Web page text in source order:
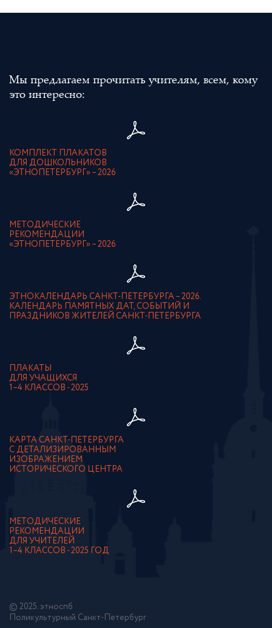
Мы предлагаем прочитать учителям, всем, кому
это интересно:
КОМПЛЕКТ ПЛАКАТОВ
ДЛЯ ДОШКОЛЬНИКОВ
«ЭТНОПЕТЕРБУРГ» – 2026
МЕТОДИЧЕСКИЕ
РЕКОМЕНДАЦИИ
«ЭТНОПЕТЕРБУРГ» – 2026
ЭТНОКАЛЕНДАРЬ САНКТ-ПЕТЕРБУРГА – 2026.
КАЛЕНДАРЬ ПАМЯТНЫХ ДАТ, СОБЫТИЙ И
ПРАЗДНИКОВ ЖИТЕЛЕЙ САНКТ-ПЕТЕРБУРГА
ПЛАКАТЫ
ДЛЯ УЧАЩИХСЯ
1–4 КЛАССОВ - 2025
КАРТА САНКТ-ПЕТЕРБУРГА
С ДЕТАЛИЗИРОВАННЫМ
ИЗОБРАЖЕНИЕМ
ИСТОРИЧЕСКОГО ЦЕНТРА
МЕТОДИЧЕСКИЕ
РЕКОМЕНДАЦИИ
ДЛЯ УЧИТЕЛЕЙ
1–4 КЛАССОВ - 2025 ГОД
© 2025. этноспб
Поликультурный Санкт-Петербург